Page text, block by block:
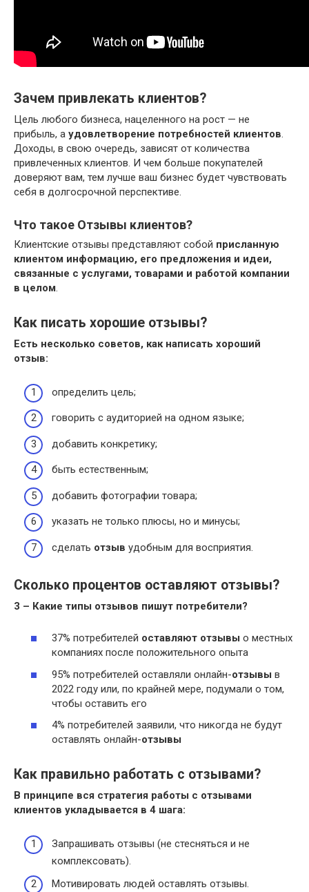
Зачем привлекать клиентов?
Цель любого бизнеса, нацеленного на рост — не
прибыль, а удовлетворение потребностей клиентов.
Доходы, в свою очередь, зависят от количества
привлеченных клиентов. И чем больше покупателей
доверяют вам, тем лучше ваш бизнес будет чувствовать
себя в долгосрочной перспективе.
Что такое Отзывы клиентов?
Клиентские отзывы представляют собой присланную
клиентом информацию, его предложения и идеи,
связанные с услугами, товарами и работой компании
в целом.
Как писать хорошие отзывы?
Есть несколько советов, как написать хороший
отзыв:
определить цель;
говорить с аудиторией на одном языке;
добавить конкретику;
быть естественным;
добавить фотографии товара;
указать не только плюсы, но и минусы;
сделать отзыв удобным для восприятия.
Сколько процентов оставляют отзывы?
3 – Какие типы отзывов пишут потребители?
37% потребителей оставляют отзывы о местных
компаниях после положительного опыта
95% потребителей оставляли онлайн-отзывы в
2022 году или, по крайней мере, подумали о том,
чтобы оставить его
4% потребителей заявили, что никогда не будут
оставлять онлайн-отзывы
Как правильно работать с отзывами?
В принципе вся стратегия работы с отзывами
клиентов укладывается в 4 шага:
Запрашивать отзывы (не стесняться и не
комплексовать).
Мотивировать людей оставлять отзывы.